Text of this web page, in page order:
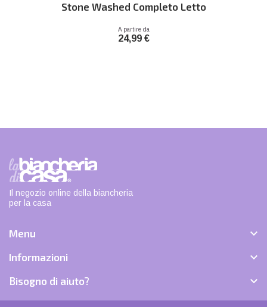
Stone Washed Completo Letto
A partire da
Prezzo
24,99 €
Il negozio online della biancheria
per la casa
Menu 
Informazioni 
Bisogno di aiuto? 